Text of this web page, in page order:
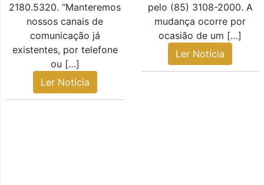
2180.5320. “Manteremos
nossos canais de
comunicação já
existentes, por telefone
ou […]
Ler Notícia
pelo (85) 3108-2000. A
mudança ocorre por
ocasião de um […]
Ler Notícia